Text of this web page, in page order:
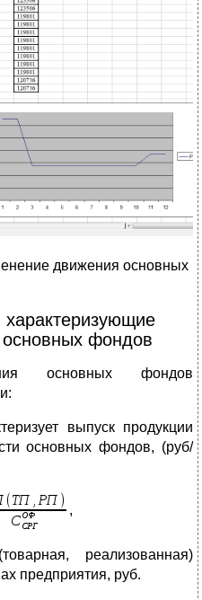
движения основных
характеризующие
основных фондов
основных фондов
выпуск продукции
основных фондов, (руб/
,
реализованная)
предприятия, руб.